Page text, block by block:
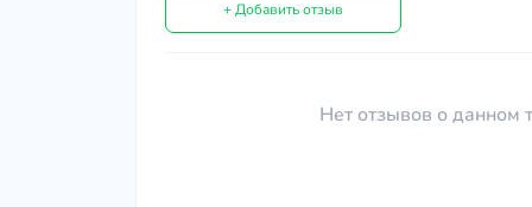
+ Добавить отзыв
Нет отзывов о данном